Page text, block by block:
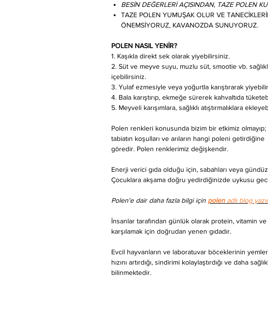
BESİN DEĞERLERİ AÇISINDAN, TAZE POLEN
TAZE POLEN YUMUŞAK OLUR VE
ÖNEMSİYORUZ, KAVANOZDA SUNUYORUZ.
POLEN NASIL YENİR?
1. Kaşıkla direkt sek olarak yiyebilirsiniz.
2. Süt ve meyve suyu, muzlu süt, smootie vb.
içebilirsiniz.
3. Yulaf ezmesiyle veya yoğurtla karıştırarak
4. Bala karıştırıp, ekmeğe sürerek kahvaltıda
5. Meyveli karışımlara, sağlıklı atıştırmalıklara
Polen renkleri konusunda bizim bir etkimiz
tabiatın koşulları ve arıların hangi poleni getirdiğine
göredir. Polen renklerimiz değişkendir.
Enerji verici gıda olduğu için, sabahları veya
Çocuklara akşama doğru yedirdiğinizde uykusu
Polen'e dair daha fazla bilgi için polen adlı blog
İnsanlar tarafından günlük olarak protein, vitamin
karşılamak için doğrudan yenen gıdadır.
Evcil hayvanların ve laboratuvar böceklerinin
hızını artırdığı, sindirimi kolaylaştırdığı ve daha
bilinmektedir.